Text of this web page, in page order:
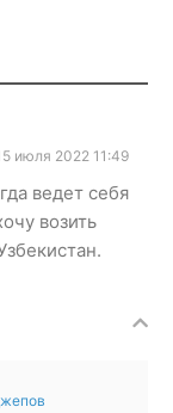
июля 2022 11:49
ведет себя
возить